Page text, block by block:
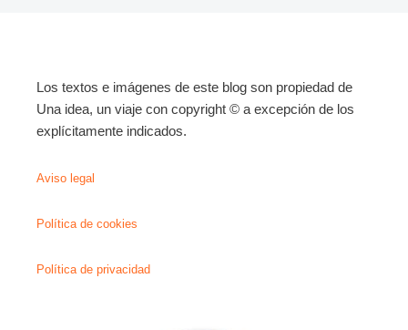
Los textos e imágenes de este blog son propiedad de
Una idea, un viaje con copyright © a excepción de los
explícitamente indicados.
Aviso legal
Política de cookies
Política de privacidad